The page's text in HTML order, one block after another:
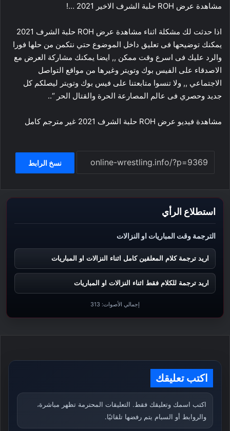
مشاهدة عرض ROH حلبة الشرف الاخير 2021 …!
اذا حدثت لك مشكلة اثناء مشاهدة عرض ROH حلبة الشرف 2021
يمكنك توضيحها فى تعليق داخل الموضوع حتي نتكمن من حلها فورا
والرد عليك فى اسرع وقت ممكن ,, ايضا يمكنك مشاركة العرض مع
الاصدقاء على الفيس بوك وتويتر وغيرها من مواقع التواصل
الاجتماعي ,, ولا تنسوا متابعتنا على فيس بوك وتويتر ليصلكم كل
جديد وحصري فى عالم المصارعة الحرة والقتال الحر “..
مشاهدة فيديو عرض ROH حلبة الشرف 2021 غير مترجم كامل
نسخ الرابط
استطلاع الرأي
الترجمة وقت المباريات او النزالات
اريد ترجمة كلام المعلقين كامل اثناء النزالات او المباريات
اريد ترجمة للكلام فقط اثناء النزالات او المباريات
إجمالي الأصوات: 313
اكتب تعليقك
اكتب اسمك وتعليقك فقط. التعليقات المحترمة تظهر مباشرة،
والروابط أو السبام يتم رفضها تلقائيًا.